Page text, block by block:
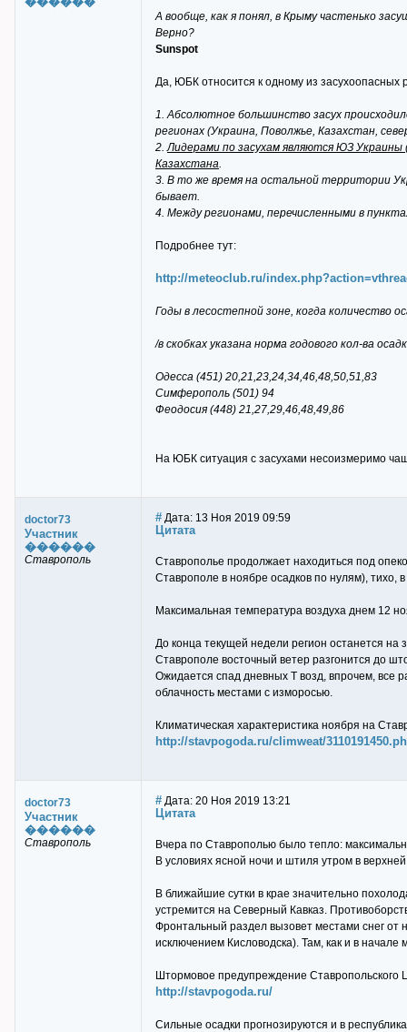
А вообще, как я понял, в Крыму частенько
Верно?
Sunspot
Да, ЮБК относится к одному из засухоопасных
1. Абсолютное большинство засух
регионах (Украина, Поволжье, Казахстан,
2.Лидерами по засухам являются ЮЗ
Казахстана.
3. В то же время на остальной территории
бывает.
4. Между регионами, перечисленными в
Подробнее тут:
http://meteoclub.ru/
Годы в лесостепной зоне, когда количество
/в скобках указана норма годового кол-ва
Одесса (451) 20,21,23,24,34,46,48,50,51,83
Симферополь (501) 94
Феодосия (448) 21,27,29,46,48,49,86
На ЮБК ситуация с засухами несоизмеримо
doctor73
Участник
������
Ставрополь
# Дата: 13 Ноя 2019 09:59
Цитата
Ставрополье продолжает находиться под
Ставрополе в ноябре осадков по нулям), тихо,
Максимальная температура воздуха днем 12
До конца текущей недели регион останется на
Ставрополе восточный ветер разгонится до
Ожидается спад дневных Т возд, впрочем, все
облачность местами с изморосью.
Климатическая характеристика ноября на
http://stavpogoda.ru/climweat/
doctor73
Участник
������
Ставрополь
# Дата: 20 Ноя 2019 13:21
Цитата
Вчера по Ставрополью было тепло:
В условиях ясной ночи и штиля утром в
В ближайшие сутки в крае значительно
устремится на Северный Кавказ.
Фронтальный раздел вызовет местами снег от
исключением Кисловодска). Там, как и в
Штормовое предупреждение Ставропольского
http://stavpogoda.ru/
Сильные осадки прогнозируются и в